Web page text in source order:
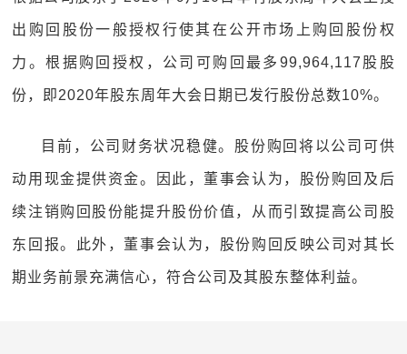
出购回股份一般授权行使其在公开市场上购回股份权
力。根据购回授权，公司可购回最多99,964,117股股
份，即2020年股东周年大会日期已发行股份总数10%。
目前，公司财务状况稳健。股份购回将以公司可供
动用现金提供资金。因此，董事会认为，股份购回及后
续注销购回股份能提升股份价值，从而引致提高公司股
东回报。此外，董事会认为，股份购回反映公司对其长
期业务前景充满信心，符合公司及其股东整体利益。